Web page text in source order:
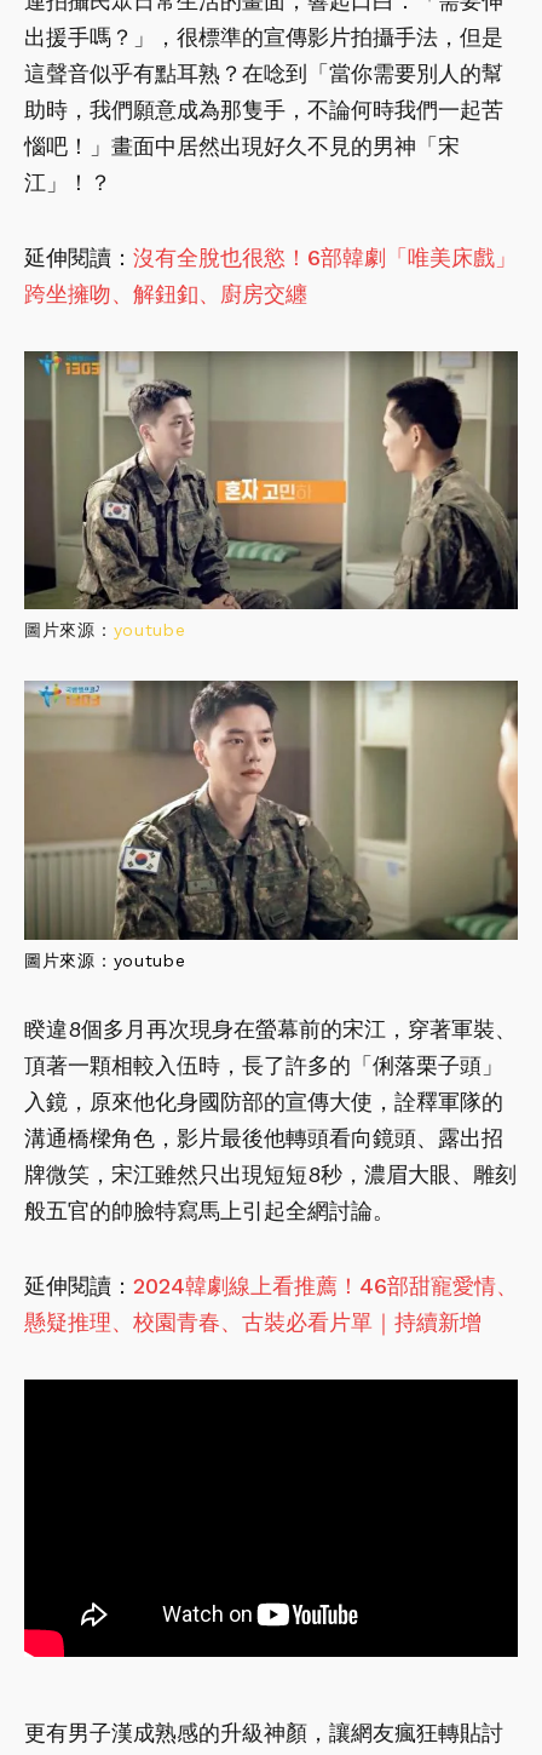
出援手嗎？」，很標準的宣傳影片拍攝手法，但是
這聲音似乎有點耳熟？在唸到「當你需要別人的幫
助時，我們願意成為那隻手，不論何時我們一起苦
惱吧！」畫面中居然出現好久不見的男神「宋
江」！？
延伸閱讀： 沒有全脫也很慾！6部韓劇「唯美床戲」
跨坐擁吻、解鈕釦、廚房交纏
圖片來源： youtube
圖片來源： youtube
睽違8個多月再次現身在螢幕前的宋江，穿著軍裝、
頂著一顆相較入伍時，長了許多的「俐落栗子頭」
入鏡，原來他化身國防部的宣傳大使，詮釋軍隊的
溝通橋樑角色，影片最後他轉頭看向鏡頭、露出招
牌微笑，宋江雖然只出現短短8秒，濃眉大眼、雕刻
般五官的帥臉特寫馬上引起全網討論。
延伸閱讀： 2024韓劇線上看推薦！46部甜寵愛情、
懸疑推理、校園青春、古裝必看片單｜持續新增
更有男子漢成熟感的升級神顏，讓網友瘋狂轉貼討